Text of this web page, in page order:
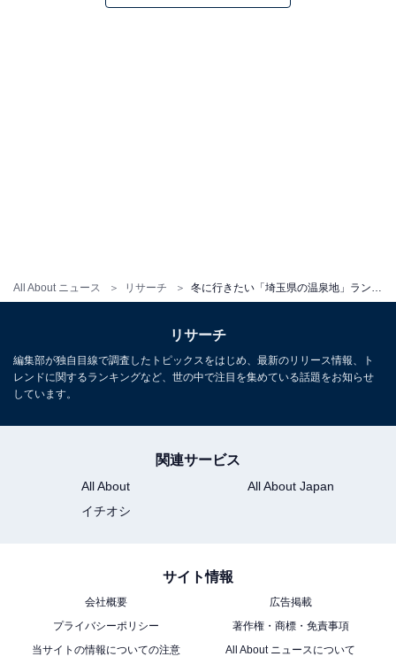
All About ニュース リサーチ 冬に行きたい「埼玉県の温泉地」ランキング！ 2位「小鹿野温泉」を抑えた1位は？【2026年調査】
リサーチ
編集部が独自目線で調査したトピックスをはじめ、最新のリリース情報、ト
レンドに関するランキングなど、世の中で注目を集めている話題をお知らせ
しています。
関連サービス
All About
All About Japan
イチオシ
サイト情報
会社概要
広告掲載
プライバシーポリシー
著作権・商標・免責事項
当サイトの情報についての注意
All About ニュースについて